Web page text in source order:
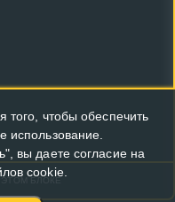
БЛОКЕ
чтобы обеспечить
использование.
вы даете согласие на
cookie.